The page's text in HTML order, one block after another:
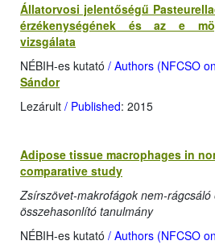
Állatorvosi jelentőségű
érzékenységének és az e
vizsgálata
NÉBIH-es kutató / Authors (NFCSO
Sándor
Lezárult / Published: 2015
Adipose tissue macrophages in
comparative study
Zsírszövet-makrofágok nem-rágcsáló
összehasonlító tanulmány
NÉBIH-es kutató / Authors (NFCSO